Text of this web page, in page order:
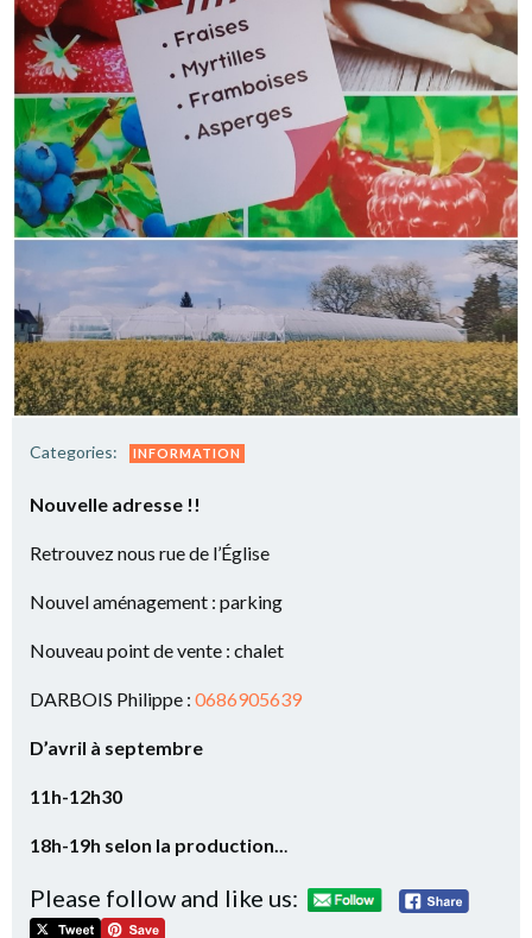
Categories: INFORMATION
Nouvelle adresse !!
Retrouvez nous rue de l’Église
Nouvel aménagement : parking
Nouveau point de vente : chalet
DARBOIS Philippe : 0686905639
D’avril à septembre
11h-12h30
18h-19h selon la production...
Please follow and like us: